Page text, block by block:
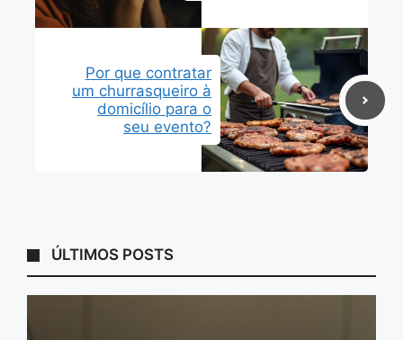
Por que contratar
um churrasqueiro à
domicílio para o
seu evento?
ÚLTIMOS POSTS